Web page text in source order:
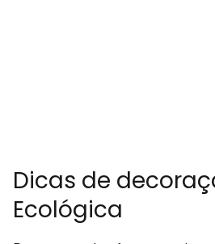
Dicas de
Ecológica